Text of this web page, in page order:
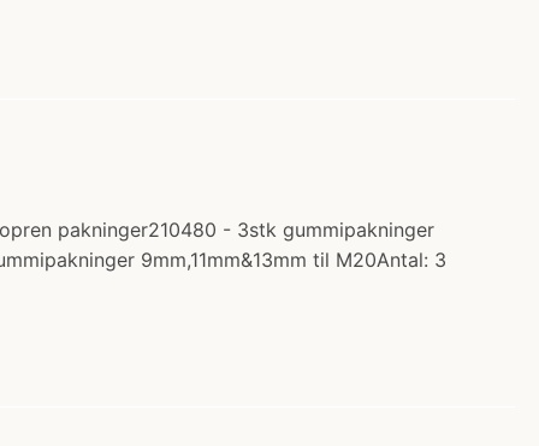
pakninger210480 - 3stk gummipakninger
9mm,11mm&13mm til M20Antal: 3